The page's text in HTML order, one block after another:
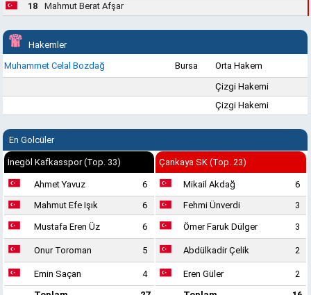
18
Mahmut Berat Afşar
Hakemler
Muhammet Celal Bozdağ
Bursa
Orta Hakem
Çizgi Hakemi
Çizgi Hakemi
En Golcüler
İnegöl Kafkasspor (Top. 33)
Ahmet Yavuz
6
Mahmut Efe Işık
6
Mustafa Eren Üz 6
Onur Toroman 5
Emin Saçan
4
Çankaya SK (Top. 23)
Mikail Akdağ
6
Fehmi Ünverdi
3
Ömer Faruk Dülger 3
Abdülkadir Çelik 2
Eren Güler
2